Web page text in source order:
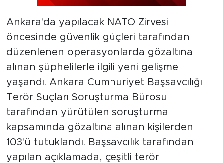
Ankara'da yapılacak NATO Zirvesi
öncesinde güvenlik güçleri tarafından
düzenlenen operasyonlarda gözaltına
alınan şüphelilerle ilgili yeni gelişme
yaşandı. Ankara Cumhuriyet Başsavcılığı
Terör Suçları Soruşturma Bürosu
tarafından yürütülen soruşturma
kapsamında gözaltına alınan kişilerden
103'ü tutuklandı. Başsavcılık tarafından
yapılan açıklamada, çeşitli terör